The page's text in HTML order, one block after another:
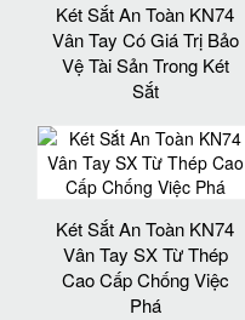
Két Sắt An Toàn KN74
Vân Tay Có Giá Trị Bảo
Vệ Tài Sản Trong Két
Sắt
Két Sắt An Toàn KN74
Vân Tay SX Từ Thép
Cao Cấp Chống Việc
Phá